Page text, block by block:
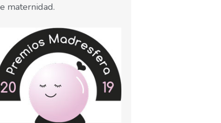
maternidad.